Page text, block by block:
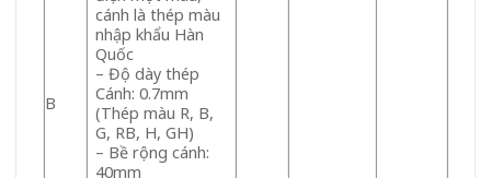
B
cánh là thép màu
nhập khẩu Hàn
Quốc
– Độ dày thép
Cánh: 0.7mm
(Thép màu R, B,
G, RB, H, GH)
– Bề rộng cánh:
40mm